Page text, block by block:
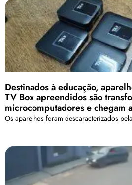
Destinados à educação,
TV Box apreendidos são
microcomputadores e chegam
Os aparelhos foram descaracterizados